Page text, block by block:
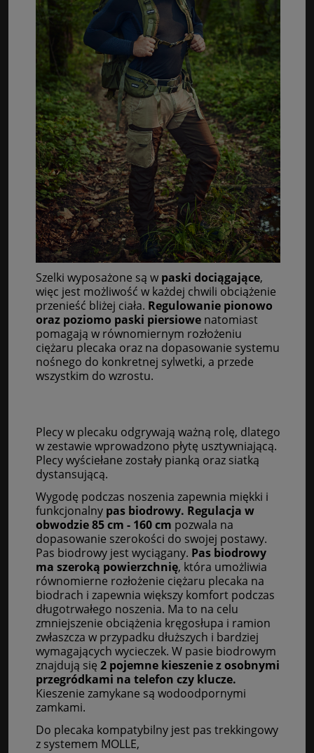
Szelki wyposażone są w paski dociągające,
więc jest możliwość w każdej chwili obciążenie
przenieść bliżej ciała. Regulowanie pionowo
oraz poziomo paski piersiowe natomiast
pomagają w równomiernym rozłożeniu
ciężaru plecaka oraz na dopasowanie systemu
nośnego do konkretnej sylwetki, a przede
wszystkim do wzrostu.
Plecy w plecaku odgrywają ważną rolę, dlatego
w zestawie wprowadzono płytę usztywniającą.
Plecy wyściełane zostały pianką oraz siatką
dystansującą.
Wygodę podczas noszenia zapewnia miękki i
funkcjonalny pas biodrowy. Regulacja w
obwodzie 85 cm - 160 cm pozwala na
dopasowanie szerokości do swojej postawy.
Pas biodrowy jest wyciągany. Pas biodrowy
ma szeroką powierzchnię, która umożliwia
równomierne rozłożenie ciężaru plecaka na
biodrach i zapewnia większy komfort podczas
długotrwałego noszenia. Ma to na celu
zmniejszenie obciążenia kręgosłupa i ramion
zwłaszcza w przypadku dłuższych i bardziej
wymagających wycieczek. W pasie biodrowym
znajdują się 2 pojemne kieszenie z osobnymi
przegródkami na telefon czy klucze.
Kieszenie zamykane są wodoodpornymi
zamkami.
Do plecaka kompatybilny jest pas trekkingowy
z systemem MOLLE,